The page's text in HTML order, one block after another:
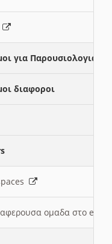
για Παρουσιολογια
διαφοροι
ομαδα στο e-